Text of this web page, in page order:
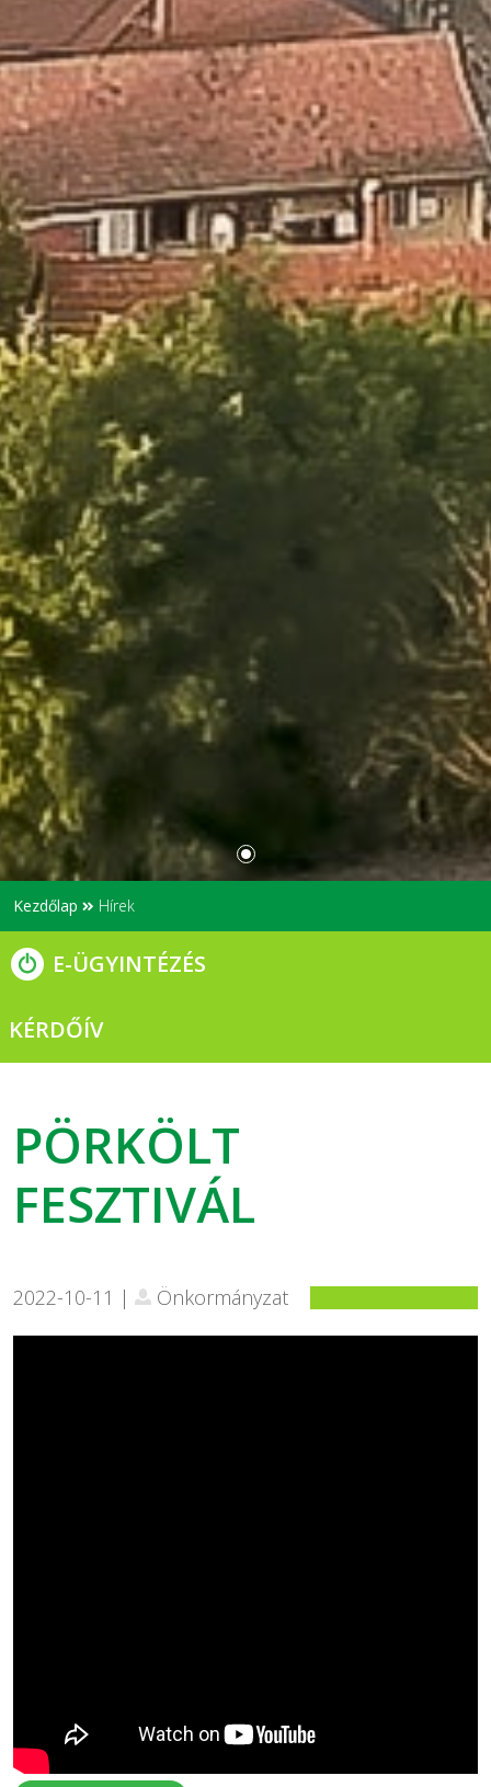
Kezdőlap Hírek
E-ÜGYINTÉZÉS
KÉRDŐÍV
PÖRKÖLT
FESZTIVÁL
2022-10-11 | Önkormányzat